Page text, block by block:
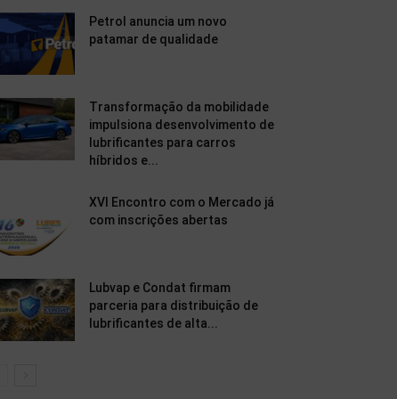
Petrol anuncia um novo
patamar de qualidade
Transformação da mobilidade
impulsiona desenvolvimento de
lubrificantes para carros
híbridos e...
XVI Encontro com o Mercado já
com inscrições abertas
Lubvap e Condat firmam
parceria para distribuição de
lubrificantes de alta...